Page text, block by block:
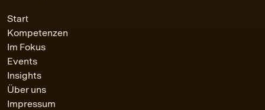
Start
Kompetenzen
Im Fokus
Events
Insights
Über uns
Impressum